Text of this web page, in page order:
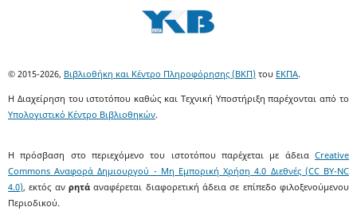
© 2015-2026, Βιβλιοθήκη και Κέντρο Πληροφόρησης (ΒΚΠ) του ΕΚΠΑ.
Η Διαχείρηση του ιστοτόπου καθώς και Τεχνική Υποστήριξη παρέχονται από το
Υπολογιστικό Κέντρο Βιβλιοθηκών.
Η πρόσβαση στο περιεχόμενο του ιστοτόπου παρέχεται με άδεια Creative
Commons Αναφορά Δημιουργού - Μη Εμπορική Χρήση 4.0 Διεθνές (CC BY-NC
4.0), εκτός αν ρητά αναφέρεται διαφορετική άδεια σε επίπεδο φιλοξενούμενου
Περιοδικού.